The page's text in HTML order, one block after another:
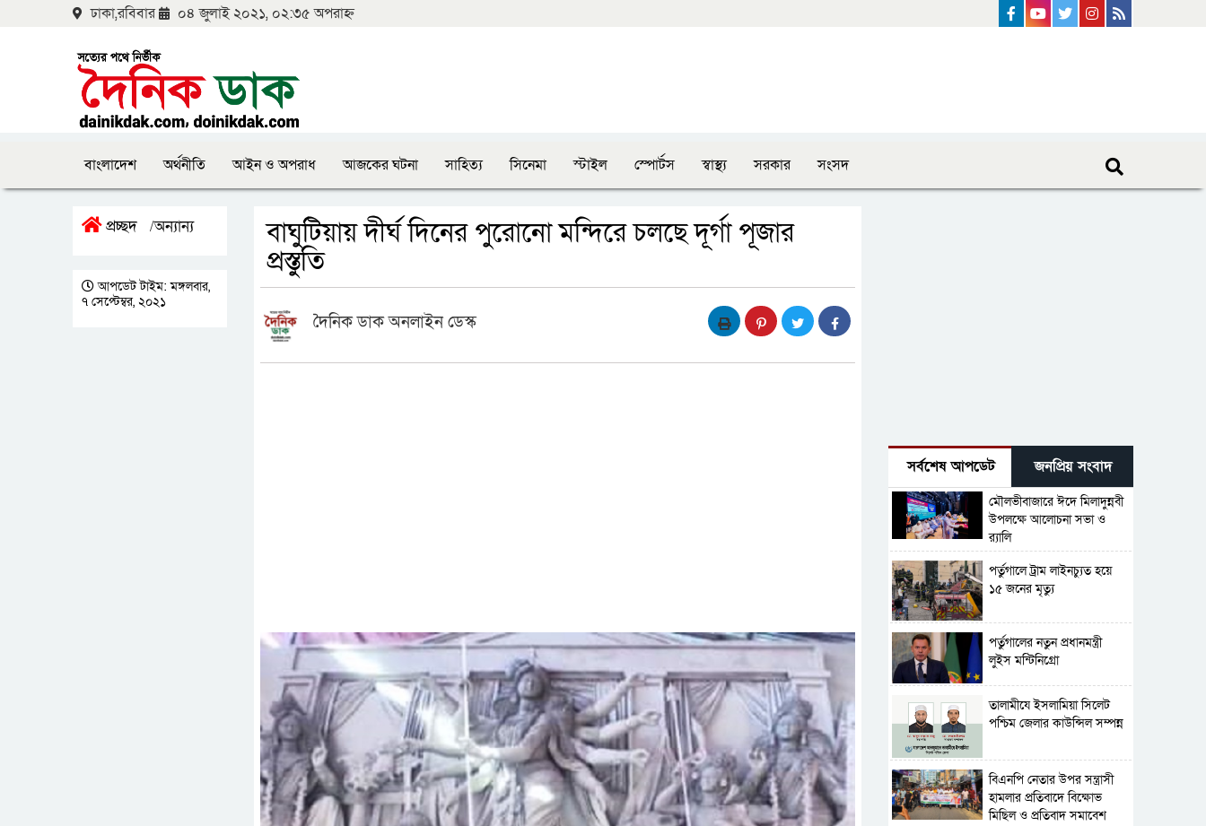
ঢাকা,রবিবার ০৪ জুলাই ২০২১, ০২:৩৫ অপরাহ্ন instagram
Twitter
Youtube
Facebook
বাংলাদেশ অর্থনীতি আইন ও অপরাধ আজকের ঘটনা সাহিত্য সিনেমা স্টাইল স্পোর্টস স্বাস্থ্য সরকার সংসদ
প্রচ্ছদ /অন্যান্য
আপডেট টাইম: মঙ্গলবার,
৭ সেপ্টেম্বর, ২০২১
বাঘুটিয়ায় দীর্ঘ দিনের পুরোনো মন্দিরে চলছে দূর্গা পূজার
প্রস্তুতি
দৈনিক ডাক অনলাইন ডেস্ক
সর্বশেষ আপডেট জনপ্রিয় সংবাদ
মৌলভীবাজারে ঈদে মিলাদুন্নবী
উপলক্ষে আলোচনা সভা ও
র‍্যালি
পর্তুগালে ট্রাম লাইনচ্যুত হয়ে
১৫ জনের মৃত্যু
পর্তুগালের নতুন প্রধানমন্ত্রী
লুইস মন্টিনিগ্রো
‎তালামীযে ইসলামিয়া সিলেট
পশ্চিম জেলার কাউন্সিল সম্পন্ন
বিএনপি নেতার উপর সন্ত্রাসী
হামলার প্রতিবাদে বিক্ষোভ
মিছিল ও প্রতিবাদ সমাবেশ